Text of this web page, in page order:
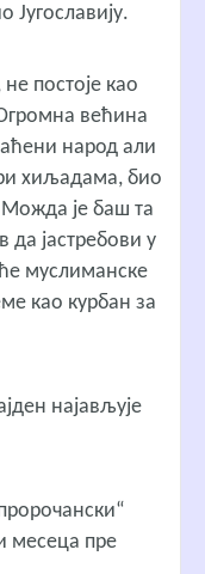
Југославију.
постоје као
већина
народ али
хиљадама, био
је баш та
јастребови у
муслиманске
као курбан за
најављује
месеца пре